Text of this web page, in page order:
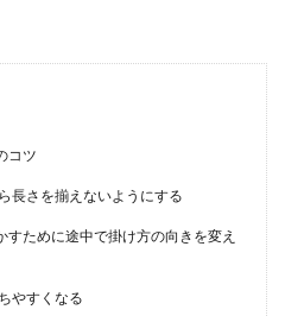
洋服にも使われます。 このジャガード
コツ
長さを揃えないようにする
ために途中で掛け方の向きを変え
やすくなる